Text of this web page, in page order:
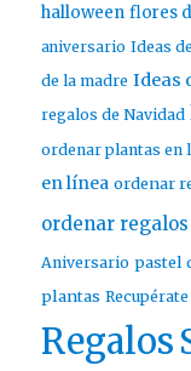
halloween flores
aniversario Ideas
de la madre Ideas
regalos de Navidad
ordenar plantas en
en línea ordenar
ordenar
Aniversario pastel
plantas
Regalos